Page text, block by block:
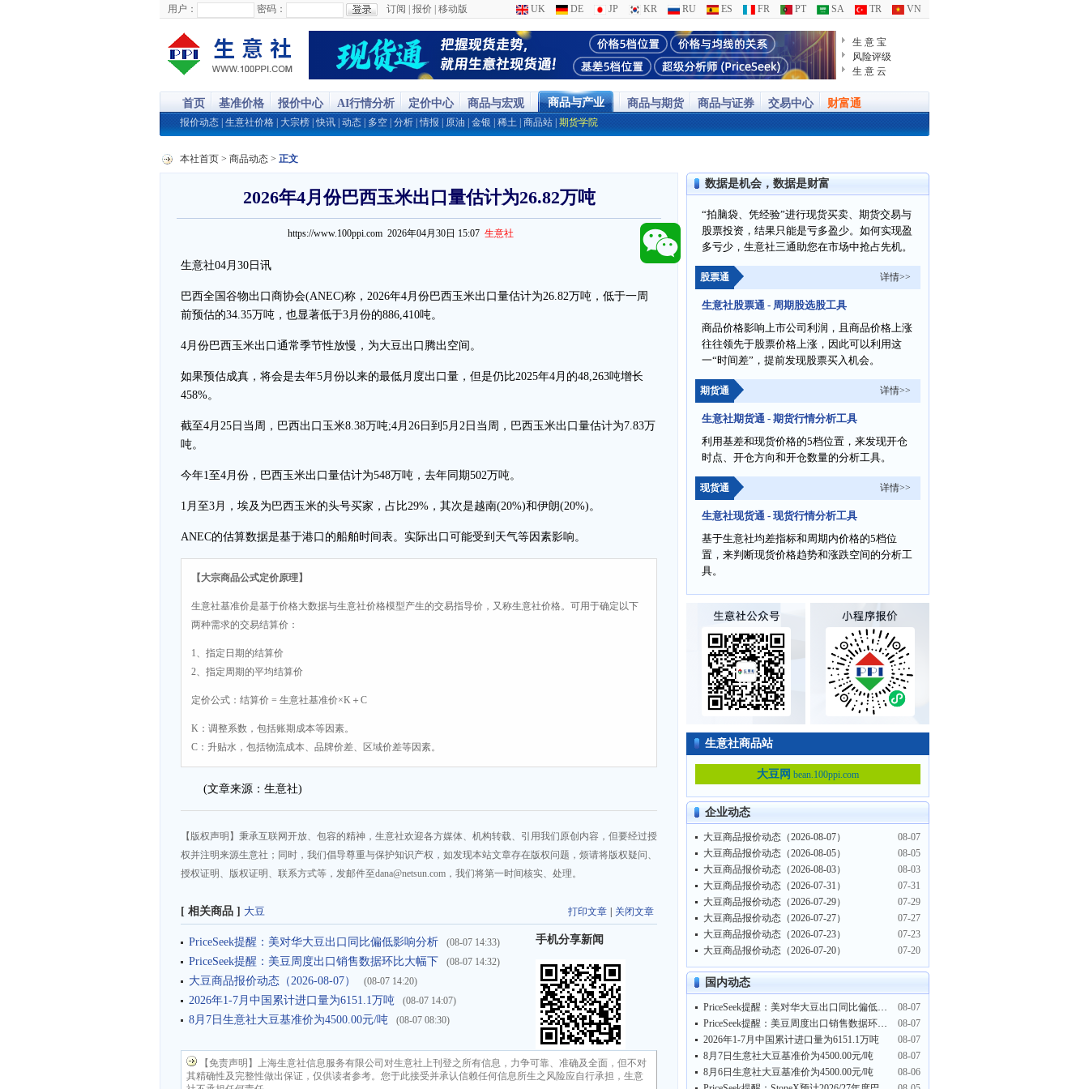
用户： 密码： 订阅 报价 移动版 UK DE JP KR RU ES FR PT SA TR VN
生 意 宝
风险评级
生 意 云
首页 基准价格 报价中心 AI行情分析 定价中心 商品与宏观 商品与产业 商品与期货 商品与证券 交易中心 财富通
报价动态 生意社价格 大宗榜 |快讯 动态 多空 分析 |情报 原油 金银 稀土 商品站 期货学院
本社首页 > 商品动态 > 正文
2026年4月份巴西玉米出口量估计为26.82万吨
https://www.100ppi.com 2026年04月30日 15:07 生意社
生意社04月30日讯
巴西全国谷物出口商协会(ANEC)称，2026年4月份巴西玉米出口量估计为26.82万吨，低于一周
前预估的34.35万吨，也显著低于3月份的886,410吨。
4月份巴西玉米出口通常季节性放慢，为大豆出口腾出空间。
如果预估成真，将会是去年5月份以来的最低月度出口量，但是仍比2025年4月的48,263吨增长
458%。
截至4月25日当周，巴西出口玉米8.38万吨;4月26日到5月2日当周，巴西玉米出口量估计为7.83万
吨。
今年1至4月份，巴西玉米出口量估计为548万吨，去年同期502万吨。
1月至3月，埃及为巴西玉米的头号买家，占比29%，其次是越南(20%)和伊朗(20%)。
ANEC的估算数据是基于港口的船舶时间表。实际出口可能受到天气等因素影响。
【大宗商品公式定价原理】
生意社基准价是基于价格大数据与生意社价格模型产生的交易指导价，又称生意社价格。可用于确定以下
两种需求的交易结算价：
1、指定日期的结算价
2、指定周期的平均结算价
定价公式：结算价 = 生意社基准价×K＋C
K：调整系数，包括账期成本等因素。
C：升贴水，包括物流成本、品牌价差、区域价差等因素。
(文章来源：生意社)
【版权声明】秉承互联网开放、包容的精神，生意社欢迎各方媒体、机构转载、引用我们原创内容，但要经过授
权并注明来源生意社；同时，我们倡导尊重与保护知识产权，如发现本站文章存在版权问题，烦请将版权疑问、
授权证明、版权证明、联系方式等，发邮件至dana@netsun.com，我们将第一时间核实、处理。
打印文章 关闭文章
[ 相关商品 ] 大豆
PriceSeek提醒：美对华大豆出口同比偏低影响分析 (08-07 14:33)
PriceSeek提醒：美豆周度出口销售数据环比大幅下 (08-07 14:32)
大豆商品报价动态（2026-08-07） (08-07 14:20)
2026年1-7月中国累计进口量为6151.1万吨 (08-07 14:07)
8月7日生意社大豆基准价为4500.00元/吨 (08-07 08:30)
手机分享新闻
【免责声明】上海生意社信息服务有限公司对生意社上刊登之所有信息，力争可靠、准确及全面，但不对
其精确性及完整性做出保证，仅供读者参考。您于此接受并承认信赖任何信息所生之风险应自行承担，生意
数据是机会，数据是财富
“拍脑袋、凭经验”进行现货买卖、期货交易与
股票投资，结果只能是亏多盈少。如何实现盈
多亏少，生意社三通助您在市场中抢占先机。
股票通 详情>>
生意社股票通 - 周期股选股工具
商品价格影响上市公司利润，且商品价格上涨
往往领先于股票价格上涨，因此可以利用这
一“时间差”，提前发现股票买入机会。
期货通 详情>>
生意社期货通 - 期货行情分析工具
利用基差和现货价格的5档位置，来发现开仓
时点、开仓方向和开仓数量的分析工具。
现货通 详情>>
生意社现货通 - 现货行情分析工具
基于生意社均差指标和周期内价格的5档位
置，来判断现货价格趋势和涨跌空间的分析工
具。
生意社商品站
大豆网 bean.100ppi.com
企业动态
大豆商品报价动态（2026-08-07）
08-07
大豆商品报价动态（2026-08-05）
08-05
大豆商品报价动态（2026-08-03）
08-03
大豆商品报价动态（2026-07-31）
07-31
大豆商品报价动态（2026-07-29）
07-29
大豆商品报价动态（2026-07-27）
07-27
大豆商品报价动态（2026-07-23）
07-23
大豆商品报价动态（2026-07-20）
07-20
国内动态
PriceSeek提醒：美对华大豆出口同比偏低影响分析
08-07
PriceSeek提醒：美豆周度出口销售数据环比大幅下滑
08-07
2026年1-7月中国累计进口量为6151.1万吨
08-07
8月7日生意社大豆基准价为4500.00元/吨
08-07
8月6日生意社大豆基准价为4500.00元/吨
08-06